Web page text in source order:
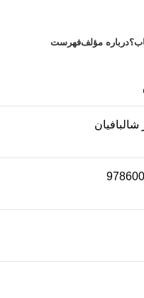
درباره مؤلففهرست